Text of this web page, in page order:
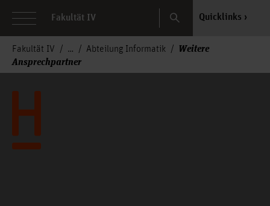
Fakultät IV Search Quicklinks
Fakultät IV Abteilung Informatik
Weitere
Ansprechpartner